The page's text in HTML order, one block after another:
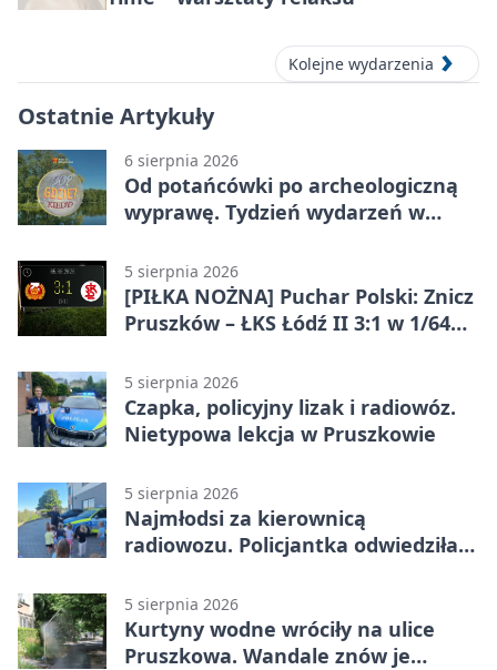
Kolejne wydarzenia
Ostatnie Artykuły
6 sierpnia 2026
Od potańcówki po archeologiczną
wyprawę. Tydzień wydarzeń w
5 sierpnia 2026
[PIŁKA NOŻNA] Puchar Polski: Znicz
Pruszków – ŁKS Łódź II 3:1 w 1/64
5 sierpnia 2026
Czapka, policyjny lizak i radiowóz.
Nietypowa lekcja w Pruszkowie
5 sierpnia 2026
Najmłodsi za kierownicą
radiowozu. Policjantka odwiedziła
5 sierpnia 2026
Kurtyny wodne wróciły na ulice
Pruszkowa. Wandale znów je